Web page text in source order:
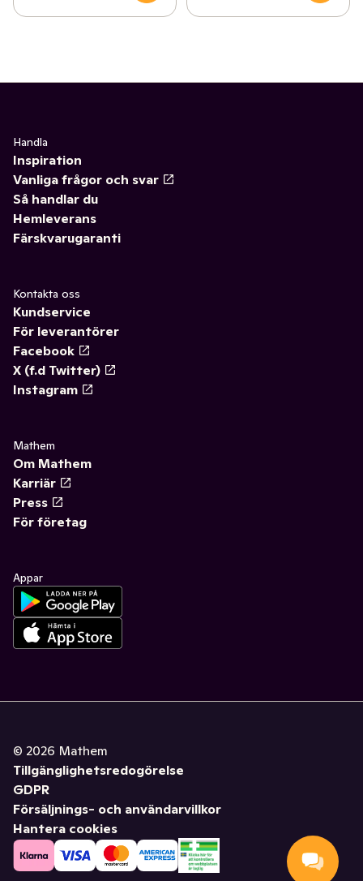
Handla
Inspiration
Vanliga frågor och svar
Så handlar du
Hemleverans
Färskvarugaranti
Kontakta oss
Kundservice
För leverantörer
Facebook
X (f.d Twitter)
Instagram
Mathem
Om Mathem
Karriär
Press
För företag
Appar
© 2026 Mathem
Tillgänglighetsredogörelse
GDPR
Försäljnings- och användarvillkor
Hantera cookies